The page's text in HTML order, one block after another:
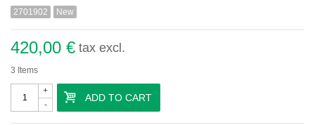
2701902 New
420,00 € tax excl.
3 Items
-
+
ADD TO CART